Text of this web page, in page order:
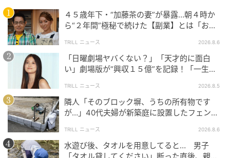
ゆうゆうtime
「とんでもない性格ブス」婚約者に指摘されて
怒り出す彼女
４５歳年下・“加藤茶の妻”が暴露…朝４時か
ら“２年間”極秘で続けた【副業】とは「お金
TRILL ニュース 2026.8.6
「日曜劇場ヤバくない？」「天才的に面白
い」劇場版が“興収１５億”を記録！「一生言
TRILL ニュース 2026.8.5
隣人「そのブロック塀、うちの所有物です
が…」40代夫婦が新築庭に設置したフェン
TRILL ニュース 2026.8.6
水遊び後、タオルを用意してると… 男子